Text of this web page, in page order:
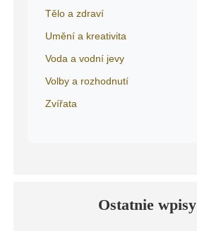
Tělo a zdraví
Umění a kreativita
Voda a vodní jevy
Volby a rozhodnutí
Zvířata
Ostatnie wpisy